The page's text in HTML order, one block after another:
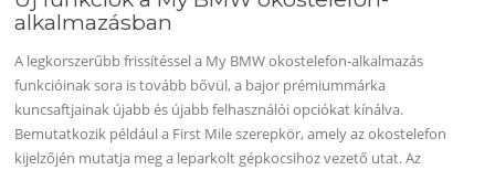
alkalmazásban
A legkorszerűbb frissítéssel a My BMW okostelefon-alkalmazás
funkcióinak sora is tovább bővül, a bajor prémiummárka
kuncsaftjainak újabb és újabb felhasználói opciókat kínálva.
Bemutatkozik például a First Mile szerepkör, amely az okostelefon
kijelzőjén mutatja meg a leparkolt gépkocsihoz vezető utat. Az